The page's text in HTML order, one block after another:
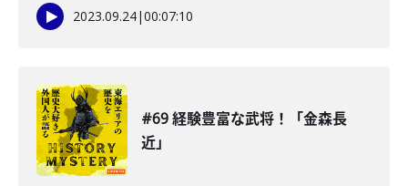
2023.09.24|00:07:10
#69 経験豊富な武将！「金森長
近」